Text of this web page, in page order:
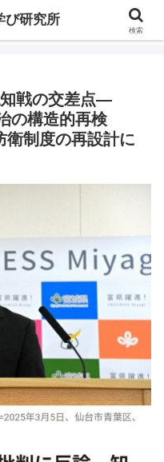
し、セミナーや情報（ブログ、動
戦の交差点—
の構造的再検
制度の再設計に
び研究所
検索